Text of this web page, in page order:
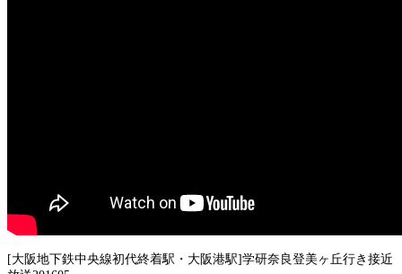
[大阪地下鉄中央線初代終着駅・大阪港駅]学研奈良登美ヶ丘行き接近